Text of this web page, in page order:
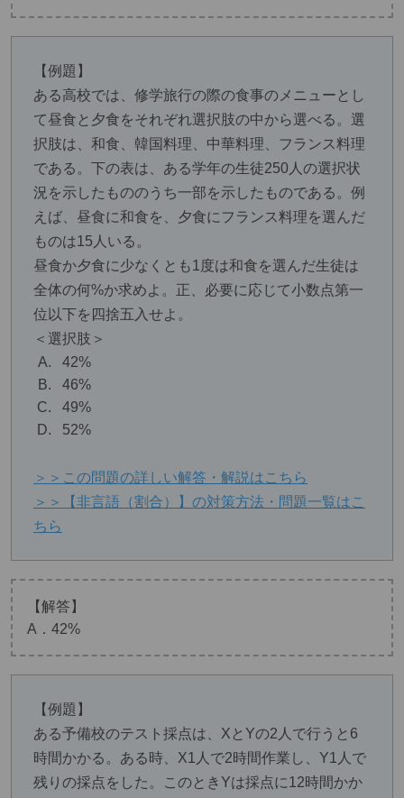
【例題】
ある高校では、修学旅行の際の食事のメニューとし
て昼食と夕食をそれぞれ選択肢の中から選べる。選
択肢は、和食、韓国料理、中華料理、フランス料理
である。下の表は、ある学年の生徒250人の選択状
況を示したもののうち一部を示したものである。例
えば、昼食に和食を、夕食にフランス料理を選んだ
ものは15人いる。
昼食か夕食に少なくとも1度は和食を選んだ生徒は
全体の何%か求めよ。正、必要に応じて小数点第一
位以下を四捨五入せよ。
＜選択肢＞
42%
46%
49%
52%
＞＞この問題の詳しい解答・解説はこちら
＞＞【非言語（割合）】の対策方法・問題一覧はこ
ちら
【解答】
A．42%
【例題】
ある予備校のテスト採点は、XとYの2人で行うと6
時間かかる。ある時、X1人で2時間作業し、Y1人で
残りの採点をした。このときYは採点に12時間かか